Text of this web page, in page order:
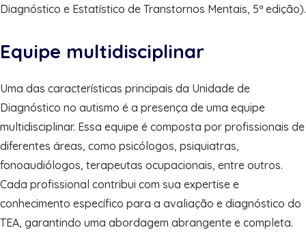
Diagnóstico e Estatístico de Transtornos Mentais, 5ª edição).
Equipe multidisciplinar
Uma das características principais da Unidade de
Diagnóstico no autismo é a presença de uma equipe
multidisciplinar. Essa equipe é composta por profissionais de
diferentes áreas, como psicólogos, psiquiatras,
fonoaudiólogos, terapeutas ocupacionais, entre outros.
Cada profissional contribui com sua expertise e
conhecimento específico para a avaliação e diagnóstico do
TEA, garantindo uma abordagem abrangente e completa.